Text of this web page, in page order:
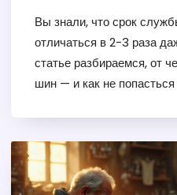
Вы знали, что срок
отличаться в 2-3 раза
статье разбираемся, от
шин — и как не
реально экономить.
советами по выбору и
зимы. Если хотите,